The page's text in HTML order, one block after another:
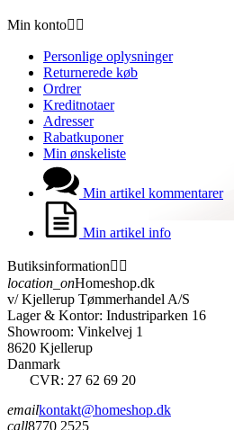
Min konto 
Personlige oplysninger
Returnerede køb
Ordrer
Kreditnotaer
Adresser
Rabatkuponer
Min ønskeliste
Min artikel kommentarer
Min artikel info
Butiksinformation 
location_onHomeshop.dk
v/ Kjellerup Tømmerhandel A/S
Lager & Kontor: Industriparken 16
Showroom: Vinkelvej 1
8620 Kjellerup
Danmark
CVR: 27 62 69 20
emailkontakt@homeshop.dk
call8770 2525